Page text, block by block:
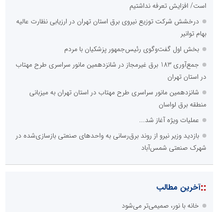
است/ افزایش تعرفه نداشتیم
درخشش شرکت توزیع نیروی برق استان تهران در ارزیابی نظارت عالیه
بهام توانیر
بخش اول گفت‌وگوی رئیس‌جمهور پزشکیان با مردم
جمع‌آوری 183 برق غیرمجاز در شانزدهمین مانور سراسری طرح مهتاب
در استان تهران
شانزدهمین مانور سراسری طرح مهتاب در استان تهران به میزبانی
منطقه برق لواسان
عملیات ویژه آغاز شد...
بازدید وزیر نیرو از روند برق‌رسانی به واحدهای صنعتی بازسازی‌شده در
شهرک صنعتی شمس‌آباد
::آخرین مطالب
خانه با نور، صمیمی‌تر می‌شود